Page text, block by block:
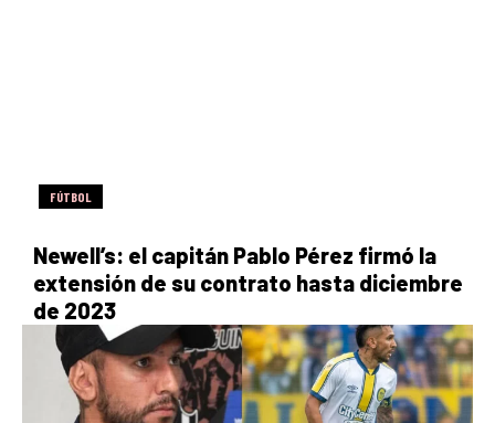
FÚTBOL
Newell’s: el capitán Pablo Pérez firmó la
extensión de su contrato hasta diciembre
de 2023